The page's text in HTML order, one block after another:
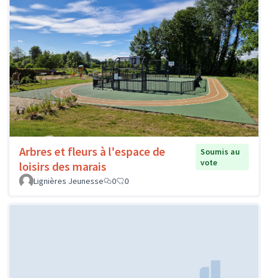
Arbres et fleurs à l'espace de
loisirs des marais
Soumis au
vote
Lignières Jeunesse
0 0